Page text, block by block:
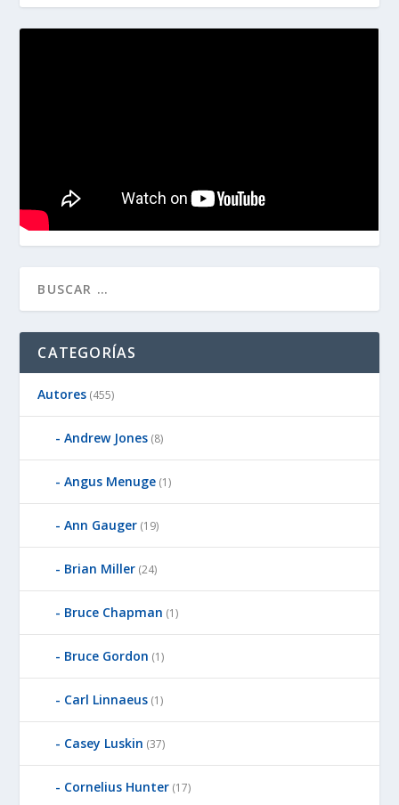
CATEGORÍAS
Autores (455)
Andrew Jones (8)
Angus Menuge (1)
Ann Gauger (19)
Brian Miller (24)
Bruce Chapman (1)
Bruce Gordon (1)
Carl Linnaeus (1)
Casey Luskin (37)
Cornelius Hunter (17)